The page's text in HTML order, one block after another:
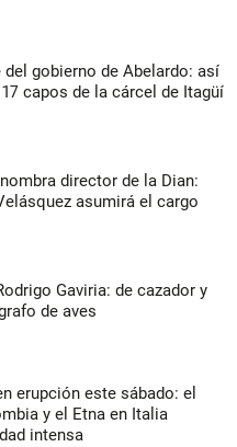
del gobierno de Abelardo: así
capos de la cárcel de Itagüí
director de la Dian:
asumirá el cargo
Gaviria: de cazador y
de aves
erupción este sábado: el
y el Etna en Italia
intensa